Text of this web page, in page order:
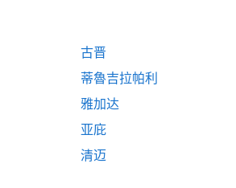
古晋
蒂魯吉拉帕利
雅加达
亚庇
清迈